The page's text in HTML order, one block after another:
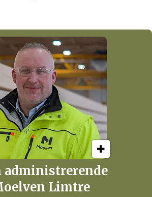
administrerende
Limtre